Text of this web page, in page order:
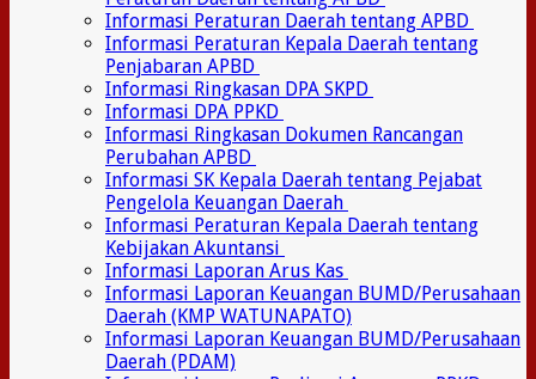
Informasi Peraturan Daerah tentang APBD
Informasi Peraturan Kepala Daerah tentang
Penjabaran APBD
Informasi Ringkasan DPA SKPD
Informasi DPA PPKD
Informasi Ringkasan Dokumen Rancangan
Perubahan APBD
Informasi SK Kepala Daerah tentang Pejabat
Pengelola Keuangan Daerah
Informasi Peraturan Kepala Daerah tentang
Kebijakan Akuntansi
Informasi Laporan Arus Kas
Informasi Laporan Keuangan BUMD/Perusahaan
Daerah (KMP WATUNAPATO)
Informasi Laporan Keuangan BUMD/Perusahaan
Daerah (PDAM)